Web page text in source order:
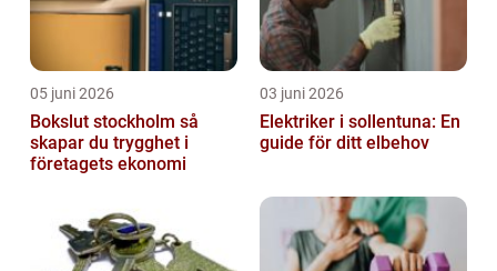
05 juni 2026
Bokslut stockholm så
skapar du trygghet i
företagets ekonomi
03 juni 2026
Elektriker i sollentuna: En
guide för ditt elbehov